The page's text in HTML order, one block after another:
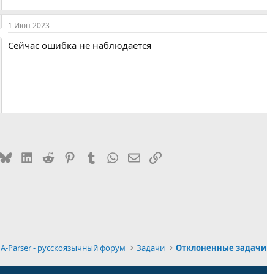
1 Июн 2023
Сейчас ошибка не наблюдается
BlueskyLinkedIn
Reddit PinterestTumblrWhatsAppЭлектронная почта
Ссылка
A-Parser - русскоязычный форум Задачи Отклоненные задачи